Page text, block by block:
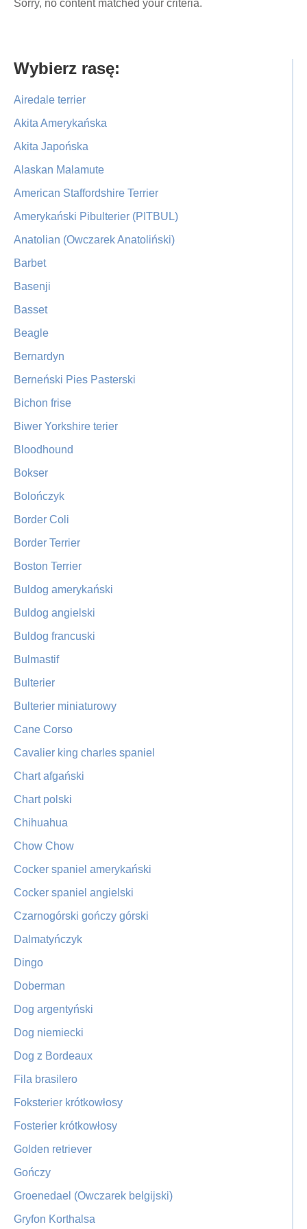
Sorry, no content matched your criteria.
Primary
Sidebar
Wybierz rasę:
Airedale terrier
Akita Amerykańska
Akita Japońska
Alaskan Malamute
American Staffordshire Terrier
Amerykański Pibulterier (PITBUL)
Anatolian (Owczarek Anatoliński)
Barbet
Basenji
Basset
Beagle
Bernardyn
Berneński Pies Pasterski
Bichon frise
Biwer Yorkshire terier
Bloodhound
Bokser
Bolończyk
Border Coli
Border Terrier
Boston Terrier
Buldog amerykański
Buldog angielski
Buldog francuski
Bulmastif
Bulterier
Bulterier miniaturowy
Cane Corso
Cavalier king charles spaniel
Chart afgański
Chart polski
Chihuahua
Chow Chow
Cocker spaniel amerykański
Cocker spaniel angielski
Czarnogórski gończy górski
Dalmatyńczyk
Dingo
Doberman
Dog argentyński
Dog niemiecki
Dog z Bordeaux
Fila brasilero
Foksterier krótkowłosy
Fosterier krótkowłosy
Golden retriever
Gończy
Groenedael (Owczarek belgijski)
Gryfon Korthalsa